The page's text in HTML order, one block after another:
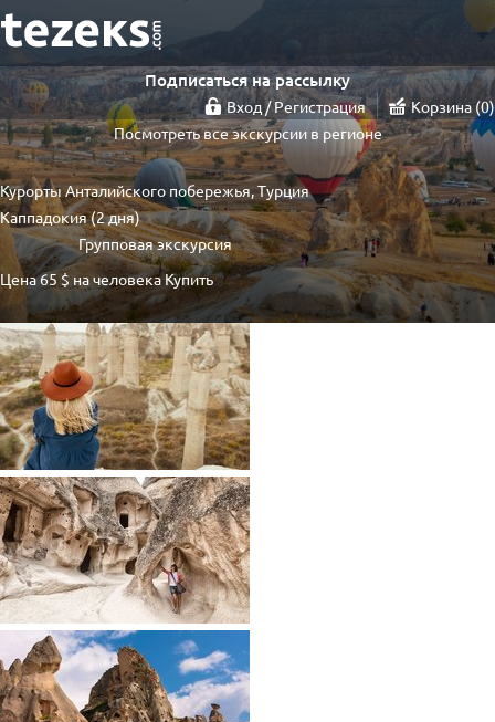
Подписаться на рассылку
Вход / Регистрация Корзина 0
Посмотреть все экскурсии в регионе
Курорты Анталийского побережья, Турция
Каппадокия (2 дня)
Групповая экскурсия
Цена65 $ на человекаКупить